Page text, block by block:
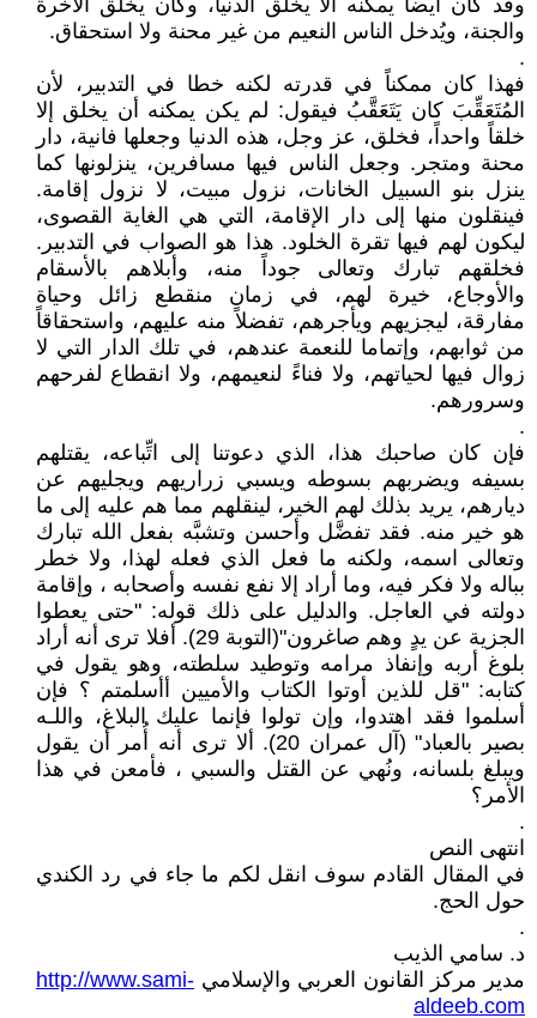
وقد كان أيضاً يمكنه ألا يخلق الدنيا، وكان يخلق الآخرة
والجنة، ويُدخل الناس النعيم من غير محنة ولا استحقاق.
.
فهذا كان ممكناً في قدرته لكنه خطا في التدبير، لأن
المُتَعَقِّبَ كان يَتَعَقَّبُ فيقول: لم يكن يمكنه أن يخلق إلا
خلقاً واحداً، فخلق، عز وجل، هذه الدنيا وجعلها فانية، دار
محنة ومتجر. وجعل الناس فيها مسافرين، ينزلونها كما
ينزل بنو السبيل الخانات، نزول مبيت، لا نزول إقامة.
فينقلون منها إلى دار الإقامة، التي هي الغاية القصوى،
ليكون لهم فيها تقرة الخلود. هذا هو الصواب في التدبير.
فخلقهم تبارك وتعالى جوداً منه، وأبلاهم بالأسقام
والأوجاع، خيرة لهم، في زمان منقطع زائل وحياة
مفارقة، ليجزيهم ويأجرهم، تفضلاً منه عليهم، واستحقاقاً
من ثوابهم، وإتماما للنعمة عندهم، في تلك الدار التي لا
زوال فيها لحياتهم، ولا فناءً لنعيمهم، ولا انقطاع لفرحهم
وسرورهم.
.
فإن كان صاحبك هذا، الذي دعوتنا إلى اتِّباعه، يقتلهم
بسيفه ويضربهم بسوطه ويسبي زراريهم ويجليهم عن
ديارهم، يريد بذلك لهم الخير، لينقلهم مما هم عليه إلى ما
هو خير منه. فقد تفضَّل وأحسن وتشبَّه بفعل الله تبارك
وتعالى اسمه، ولكنه ما فعل الذي فعله لهذا، ولا خطر
بباله ولا فكر فيه، وما أراد إلا نفع نفسه وأصحابه ، وإقامة
دولته في العاجل. والدليل على ذلك قوله: "حتى يعطوا
الجزية عن يدٍ وهم صاغرون"(التوبة 29). أفلا ترى أنه أراد
بلوغ أربه وإنفاذ مرامه وتوطيد سلطته، وهو يقول في
كتابه: "قل للذين أوتوا الكتاب والأميين أأسلمتم ؟ فإن
أسلموا فقد اهتدوا، وإن تولوا فإنما عليك البلاغ، واللـه
بصير بالعباد" (آل عمران 20). ألا ترى أنه أُمر أن يقول
ويبلغ بلسانه، ونُهي عن القتل والسبي ، فأمعن في هذا
الأمر؟
.
انتهى النص
في المقال القادم سوف انقل لكم ما جاء في رد الكندي
حول الحج.
.
د. سامي الذيب
مدير مركز القانون العربي والإسلامي http://www.sami-
aldeeb.com